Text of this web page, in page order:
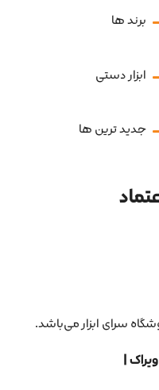
برند ها
ابزار دستی
جدید ترین ها
سرای ابزار می‌باشد.
|